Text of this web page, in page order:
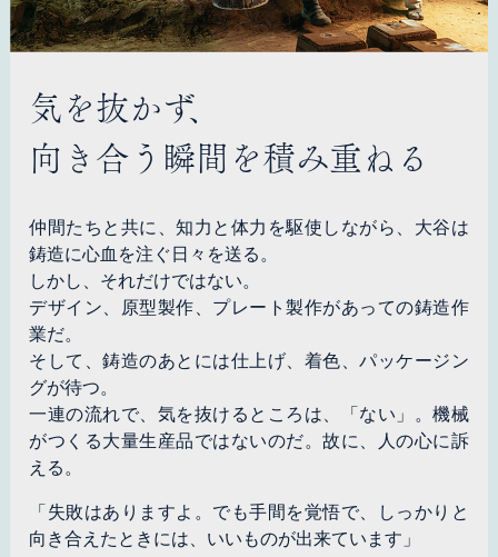
気を抜かず、
向き合う瞬間を積み重ねる
仲間たちと共に、知力と体力を駆使しながら、大谷は
鋳造に心血を注ぐ日々を送る。
しかし、それだけではない。
デザイン、原型製作、プレート製作があっての鋳造作
業だ。
そして、鋳造のあとには仕上げ、着色、パッケージン
グが待つ。
一連の流れで、気を抜けるところは、「ない」。機械
がつくる大量生産品ではないのだ。故に、人の心に訴
える。
「失敗はありますよ。でも手間を覚悟で、しっかりと
向き合えたときには、いいものが出来ています」